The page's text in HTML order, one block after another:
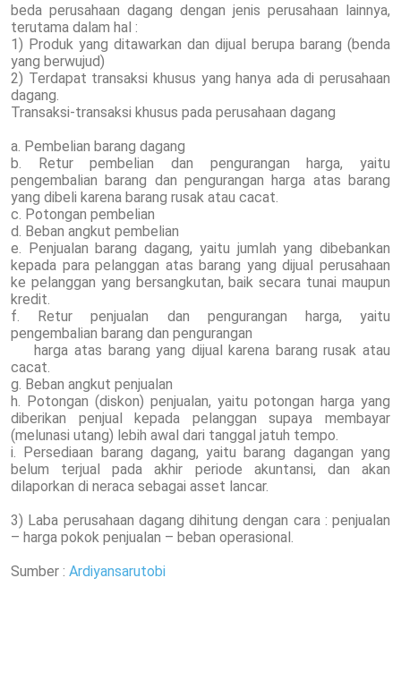
beda perusahaan dagang dengan jenis perusahaan lainnya,
terutama dalam hal :
1) Produk yang ditawarkan dan dijual berupa barang (benda
yang berwujud)
2) Terdapat transaksi khusus yang hanya ada di perusahaan
dagang.
Transaksi-transaksi khusus pada perusahaan dagang
a. Pembelian barang dagang
b. Retur pembelian dan pengurangan harga, yaitu
pengembalian barang dan pengurangan harga atas barang
yang dibeli karena barang rusak atau cacat.
c. Potongan pembelian
d. Beban angkut pembelian
e. Penjualan barang dagang, yaitu jumlah yang dibebankan
kepada para pelanggan atas barang yang dijual perusahaan
ke pelanggan yang bersangkutan, baik secara tunai maupun
kredit.
f. Retur penjualan dan pengurangan harga, yaitu
pengembalian barang dan pengurangan
harga atas barang yang dijual karena barang rusak atau
cacat.
g. Beban angkut penjualan
h. Potongan (diskon) penjualan, yaitu potongan harga yang
diberikan penjual kepada pelanggan supaya membayar
(melunasi utang) lebih awal dari tanggal jatuh tempo.
i. Persediaan barang dagang, yaitu barang dagangan yang
belum terjual pada akhir periode akuntansi, dan akan
dilaporkan di neraca sebagai asset lancar.
3) Laba perusahaan dagang dihitung dengan cara : penjualan
– harga pokok penjualan – beban operasional.
Sumber : Ardiyansarutobi